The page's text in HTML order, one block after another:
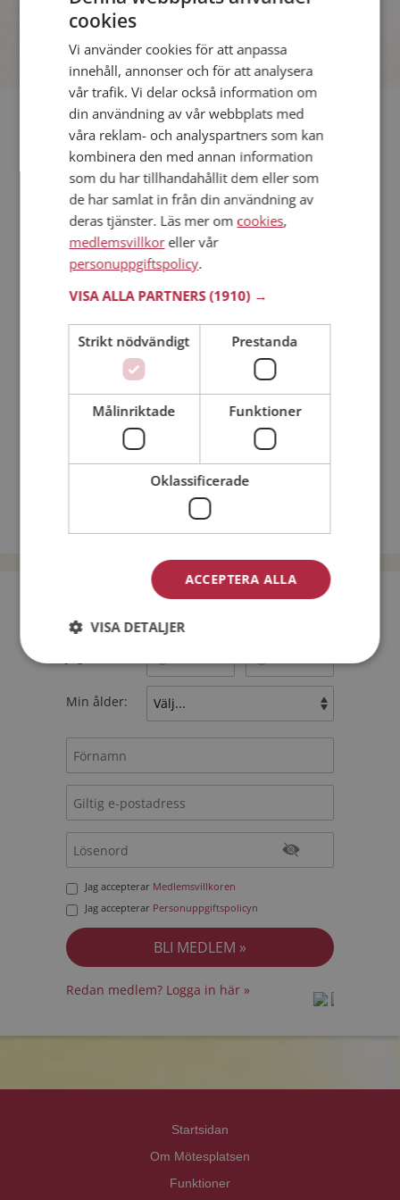
Söker du dejting i Lilla Edet så har du kommit rätt. På
Mötesplatsen kan du blir medlem och söka bland tusentals
dejtingintresserade singlar i Lilla Edet
Läs mer
Steg 1 - Bli medlem & skapa en presentation
Steg 2 - Så här fungerar våra sökfunktioner
Läs mer om vad Mötesplatsens singlar tycker
Bli medlem utan kostnad!
Min ålder:
Jag accepterar Medlemsvillkoren
Jag accepterar Personuppgiftspolicyn
Redan medlem? Logga in här »
Startsidan
Om Mötesplatsen
Funktioner
cookies
Vi använder cookies för att anpassa
innehåll, annonser och för att analysera
vår trafik. Vi delar också information om
din användning av vår webbplats med
våra reklam- och analyspartners som kan
kombinera den med annan information
som du har tillhandahållit dem eller som
de har samlat in från din användning av
deras tjänster. Läs mer om cookies,
medlemsvillkoreller vår
personuppgiftspolicy.
VISA ALLA PARTNERS(1910) →
Strikt nödvändigt Prestanda
Målinriktade Funktioner
Oklassificerade
ACCEPTERA ALLA
VISA DETALJER